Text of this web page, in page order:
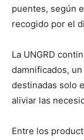
puentes, según
recogido por el
La UNGRD
damnificados,
destinadas solo
aliviar las
Entre los